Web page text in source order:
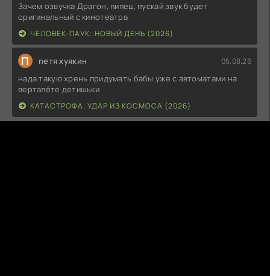
Зачем озвучка Драгон, пипец, пускай звук будет
оригинальный с кинотеатра
ЧЕЛОВЕК-ПАУК: НОВЫЙ ДЕНЬ (2026)
П петя хуякин 05.08.26
нада такую хрень придумать бабы уже с автоматами на
верталёте детишьки
КАТАСТРОФА. УДАР ИЗ КОСМОСА (2026)